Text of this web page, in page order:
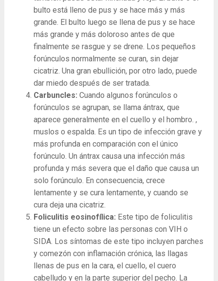
bulto está lleno de pus y se hace más y más
grande. El bulto luego se llena de pus y se hace
más grande y más doloroso antes de que
finalmente se rasgue y se drene. Los pequeños
forúnculos normalmente se curan, sin dejar
cicatriz. Una gran ebullición, por otro lado, puede
dar miedo después de ser tratada.
Carbuncles: Cuando algunos forúnculos o
forúnculos se agrupan, se llama ántrax, que
aparece generalmente en el cuello y el hombro. ,
muslos o espalda. Es un tipo de infección grave y
más profunda en comparación con el único
forúnculo. Un ántrax causa una infección más
profunda y más severa que el daño que causa un
solo forúnculo. En consecuencia, crece
lentamente y se cura lentamente, y cuando se
cura deja una cicatriz.
Foliculitis eosinofílica: Este tipo de foliculitis
tiene un efecto sobre las personas con VIH o
SIDA. Los síntomas de este tipo incluyen parches
y comezón con inflamación crónica, las llagas
llenas de pus en la cara, el cuello, el cuero
cabelludo y en la parte superior del pecho. La